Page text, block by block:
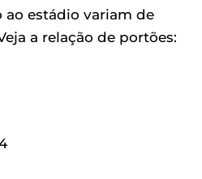
ao estádio variam de
a relação de portões: